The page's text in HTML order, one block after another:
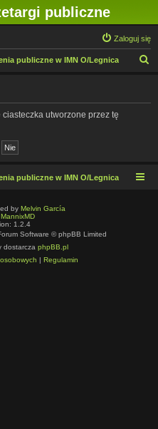
publiczne
Zaloguj się
publiczne w IMN O/Legnica
utworzone przez tę
publiczne w IMN O/Legnica
by Melvin García
MannixMD
1.2.4
Software © phpBB Limited
dostarcza phpBB.pl
| Regulamin